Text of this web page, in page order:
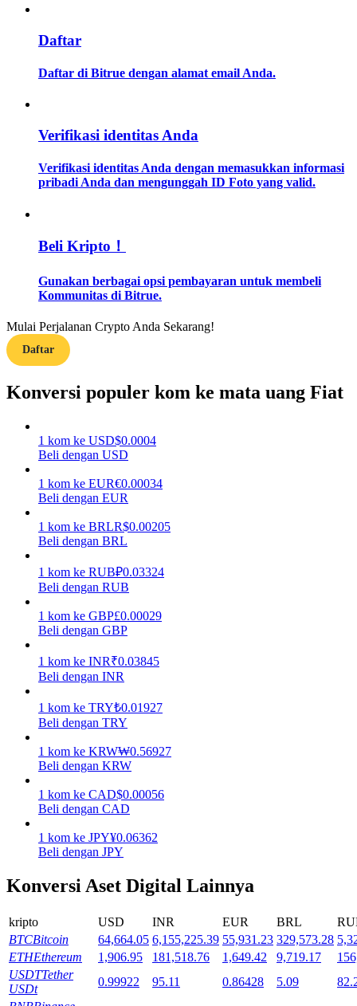
Pelajari cara untuk tetap menghasilkan keuntungan
Menghasilkan
Babi Kekuatan
Mempertaruhkan
Pengembalian tinggi & akses instan
Staking fleksibel untuk mendapatkan token populer
Daftar
Daftar di Bitrue dengan alamat email Anda.
Verifikasi identitas Anda
Verifikasi identitas Anda dengan memasukkan informasi
pribadi Anda dan mengunggah ID Foto yang valid.
Beli Kripto！
Gunakan berbagai opsi pembayaran untuk membeli
Kommunitas di Bitrue.
Mulai Perjalanan Crypto Anda Sekarang!
Daftar
Konversi populer kom ke mata uang Fiat
1 kom ke USD$0.0004
Beli dengan USD
1 kom ke EUR€0.00034
Beli dengan EUR
1 kom ke BRLR$0.00205
Beli dengan BRL
1 kom ke RUB₽0.03324
Beli dengan RUB
1 kom ke GBP£0.00029
Beli dengan GBP
1 kom ke INR₹0.03845
Beli dengan INR
1 kom ke TRY₺0.01927
Beli dengan TRY
1 kom ke KRW₩0.56927
Beli dengan KRW
1 kom ke CAD$0.00056
Beli dengan CAD
1 kom ke JPY¥0.06362
Beli dengan JPY
Konversi Aset Digital Lainnya
kripto USD INR EUR BRL
BTCBitcoin 64,664.05 6,155,225.39 55,931.23 329,573.28
ETHEthereum 1,906.95 181,518.76 1,649.42 9,719.17
USDTTether
USDt
0.99922 95.11 0.86428 5.09